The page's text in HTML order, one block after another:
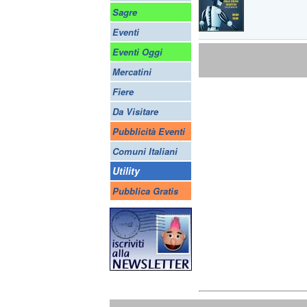
Sagre
Eventi
Eventi Oggi
Mercatini
Fiere
Da Visitare
Pubblicità Eventi
Comuni Italiani
Utility
Pubblica Gratis